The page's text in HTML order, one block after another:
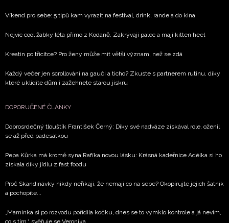
Víkend pro sebe: 5 tipů kam vyrazit na festival, drink, rande a do kina
Nejvíc cool žabky léta přímo z Kodaně. Zakrývají palec a mají kitten heel
Kreatin po třicítce? Pro ženy může mít větší význam, než se zdá
Každý večer jen scrollování na gauči a ticho? Zkuste s partnerem rutinu, díky
které uklidíte dům i zažehnete starou jiskru
DOPORUČENÉ ČLÁNKY
Dobrosrdečný tlouštík František Černý: Díky své nadváze získával role, oženil
se až před padesátkou
Pepa Kůrka má kromě syna Rafíka novou lásku: Krásná kadeřnice Adélka si ho
získala díky jídlu z fast foodu
Proč Skandinávky nikdy neříkají, že nemají co na sebe? Okopírujte jejich šatník
a pochopíte...
„Maminka si po rozvodu pořídila kočku, dnes se to vymklo kontrole a já nevím,
co s tím,“ svěřuje se Veronika